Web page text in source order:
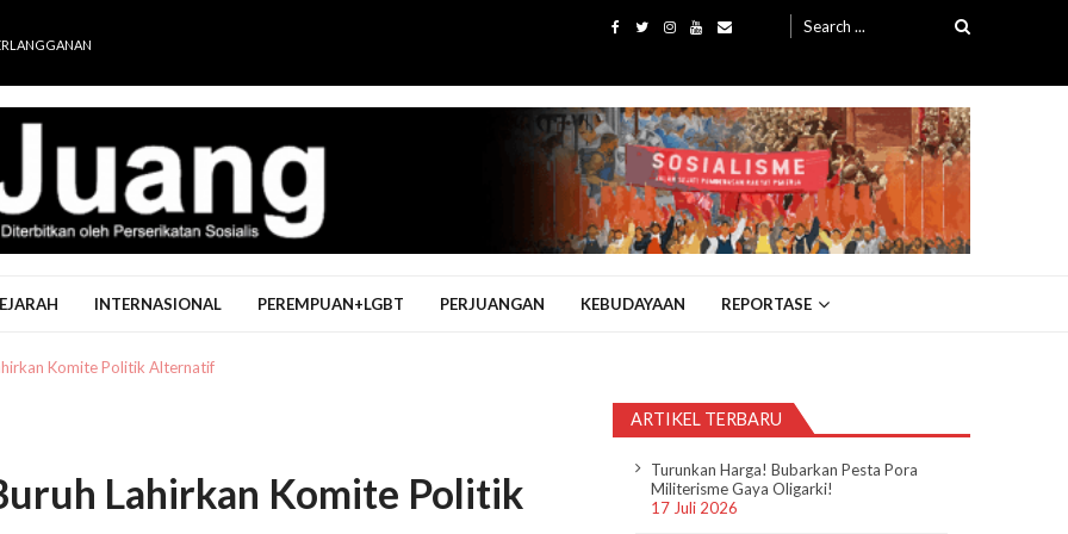
for:
INTERNASIONAL PEREMPUAN+LGBT PERJUANGAN KEBUDAYAAN REPORTASE
Komite Politik Alternatif
Lahirkan Komite Politik
ARTIKEL TERBARU
Turunkan Harga! Bubarkan Pesta Pora
Militerisme Gaya Oligarki!
17 Juli 2026